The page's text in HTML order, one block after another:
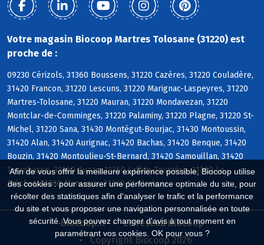
Afin de vous offrir la meilleure expérience possible, Biocoop utilise
des cookies : pour assurer une performance optimale du site, pour
récolter des statistiques afin d'analyser le trafic et la performance
du site et vous proposer une navigation personnalisée en toute
sécurité. Vous pouvez changer d'avis à tout moment en
paramétrant vos cookies. OK pour vous ?
Votre magasin Biocoop Martres Tolosane (31220) est
proche de :
09230 Cérizols, 31360 Boussens, 31220 Cazères, 31220 Couladère,
31420 Francon, 31220 Lescuns, 31220 Marignac-Laspeyres, 31220
Martres-Tolosane, 31220 Mauran, 31220 Mondavezan, 31220
Montclar-de-Comminges, 31220 Palaminy, 31220 Plagne, 31220 St-
Michel, 31220 Sana, 31430 Montégut-Bourjac, 31430 Montoussin,
31420 Alan, 31420 Aurignac, 31420 Bachas, 31420 Benque, 31420
Bouzin, 31420 Montoulieu-St-Bernard, 31420 Samouillan, 31420
Terrebasse, 31360 Auzas, 31360 Laffite-Toupière, 31360 Le
Fréchet, 31360 Mancioux, 31360 St-Martory
Biocoop.fr
Le réseau Biocoop
Copyright Biocoop 2026